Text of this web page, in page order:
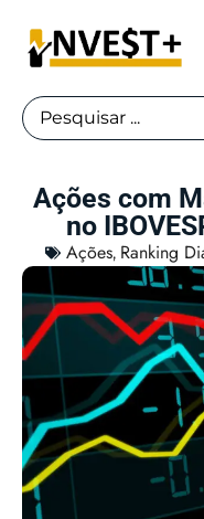
Ações com
no
Ações, Ranking